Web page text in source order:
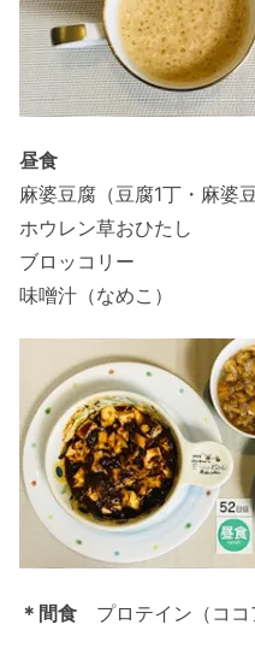
昼食
麻婆豆腐（豆腐1丁・麻婆
ホウレン草おひたし
ブロッコリー
味噌汁（なめこ）
＊間食 プロテイン（ココ